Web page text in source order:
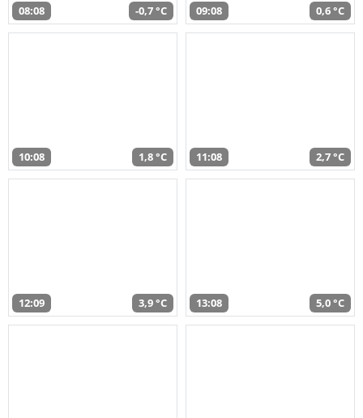
08:08 -0,7 °C 09:08 0,6 °C
10:08 1,8 °C 11:08 2,7 °C
12:09 3,9 °C 13:08 5,0 °C